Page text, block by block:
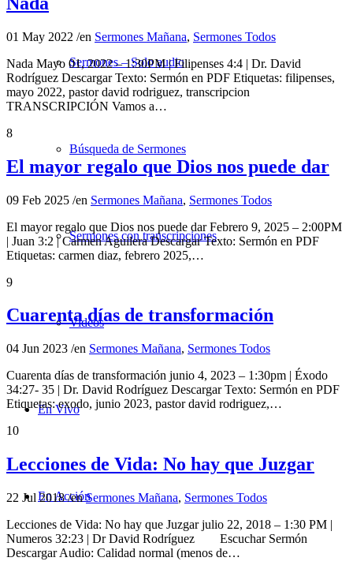
Sermones – Solo audio
Búsqueda de Sermones
Sermones con transcripciones
Videos
En Vivo
En Acción
01 May 2022 /en Sermones Mañana, Sermones Todos
Nada Mayo 01, 2022 – 1:30PM | Filipenses 4:4 | Dr. David
Rodríguez Descargar Texto: Sermón en PDF Etiquetas: filipenses,
mayo 2022, pastor david rodriguez, transcripcion
TRANSCRIPCIÓN Vamos a…
8
El mayor regalo que Dios nos puede dar
09 Feb 2025 /en Sermones Mañana, Sermones Todos
El mayor regalo que Dios nos puede dar Febrero 9, 2025 – 2:00PM
| Juan 3:2 | Carmen Aguilera Descargar Texto: Sermón en PDF
Etiquetas: carmen diaz, febrero 2025,…
9
Cuarenta días de transformación
04 Jun 2023 /en Sermones Mañana, Sermones Todos
Cuarenta días de transformación junio 4, 2023 – 1:30pm | Éxodo
34:27- 35 | Dr. David Rodríguez Descargar Texto: Sermón en PDF
Etiquetas: exodo, junio 2023, pastor david rodriguez,…
10
Lecciones de Vida: No hay que Juzgar
22 Jul 2018/enSermones Mañana, Sermones Todos
Lecciones de Vida: No hay que Juzgar julio 22, 2018 – 1:30 PM |
Numeros 32:23 | Dr David Rodríguez Escuchar Sermón
Descargar Audio: Calidad normal (menos de…